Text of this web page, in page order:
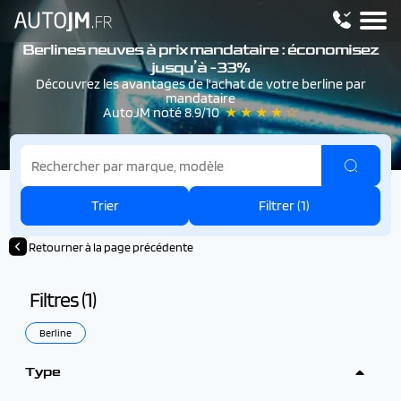
Berlines neuves à prix mandataire : économisez
jusqu’à -33%
Découvrez les avantages de l'achat de votre berline par
mandataire
AutoJM noté 8.9/10★ ★ ★ ★ ☆
Trier Filtrer (1)
Retourner à la page précédente
Filtres (1)
Berline
Type